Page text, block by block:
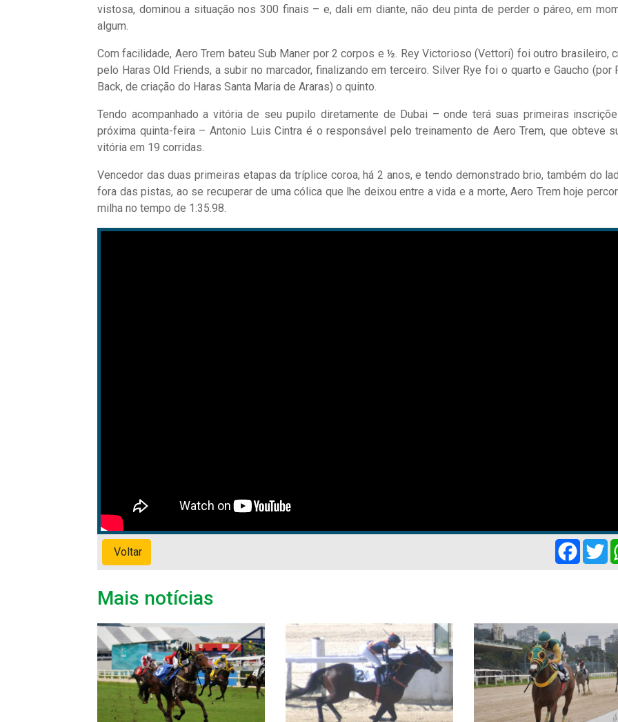
vistosa, dominou a situação nos 300 finais – e, dali em diante, não deu pinta de perder o páreo, em
algum.
Com facilidade, Aero Trem bateu Sub Maner por 2 corpos e ½. Rey Victorioso (Vettori) foi outro brasileiro,
pelo Haras Old Friends, a subir no marcador, finalizando em terceiro. Silver Rye foi o quarto e Gaucho (por
Back, de criação do Haras Santa Maria de Araras) o quinto.
Tendo acompanhado a vitória de seu pupilo diretamente de Dubai – onde terá suas primeiras
próxima quinta-feira – Antonio Luis Cintra é o responsável pelo treinamento de Aero Trem, que obteve
vitória em 19 corridas.
Vencedor das duas primeiras etapas da tríplice coroa, há 2 anos, e tendo demonstrado brio, também do
fora das pistas, ao se recuperar de uma cólica que lhe deixou entre a vida e a morte, Aero Trem hoje
milha no tempo de 1:35.98.
Voltar
Mais notícias